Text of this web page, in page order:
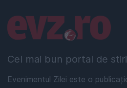
Cel mai bun portal de
Evenimentul Zilei este o
Linkuri utile